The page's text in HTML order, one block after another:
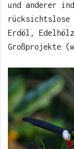
und anderer
rücksichtslose
Erdöl,
Großprojekte